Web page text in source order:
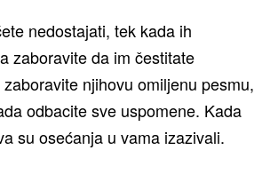
nedostajati, tek kada ih
zaboravite da im čestitate
njihovu omiljenu pesmu,
odbacite sve uspomene. Kada
su osećanja u vama izazivali.